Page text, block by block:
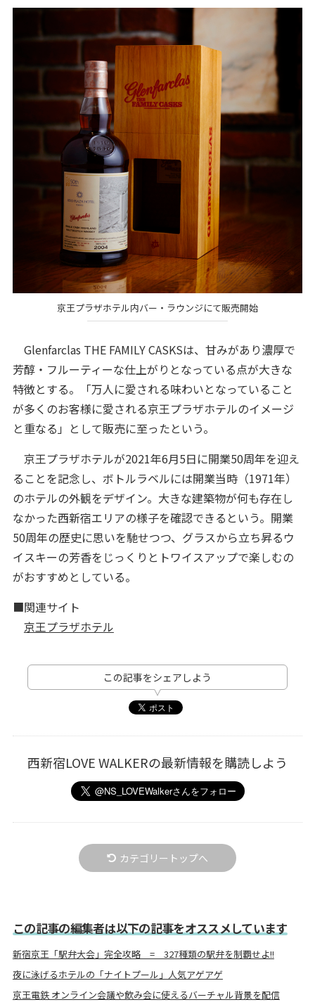
京王プラザホテル内バー・ラウンジにて販売開始
Glenfarclas THE FAMILY CASKSは、甘みがあり濃厚で
芳醇・フルーティーな仕上がりとなっている点が大きな
特徴とする。「万人に愛される味わいとなっていること
が多くのお客様に愛される京王プラザホテルのイメージ
と重なる」として販売に至ったという。
京王プラザホテルが2021年6月5日に開業50周年を迎え
ることを記念し、ボトルラベルには開業当時（1971年）
のホテルの外観をデザイン。大きな建築物が何も存在し
なかった西新宿エリアの様子を確認できるという。開業
50周年の歴史に思いを馳せつつ、グラスから立ち昇るウ
イスキーの芳香をじっくりとトワイスアップで楽しむの
がおすすめとしている。
■関連サイト
京王プラザホテル
この記事をシェアしよう
西新宿LOVE WALKERの最新情報を購読しよう
カテゴリートップへ
この記事の編集者は以下の記事をオススメしています
新宿京王「駅弁大会」完全攻略 = 327種類の駅弁を制覇せよ!!
夜に泳げるホテルの「ナイトプール」人気アゲアゲ
京王電鉄 オンライン会議や飲み会に使えるバーチャル背景を配信